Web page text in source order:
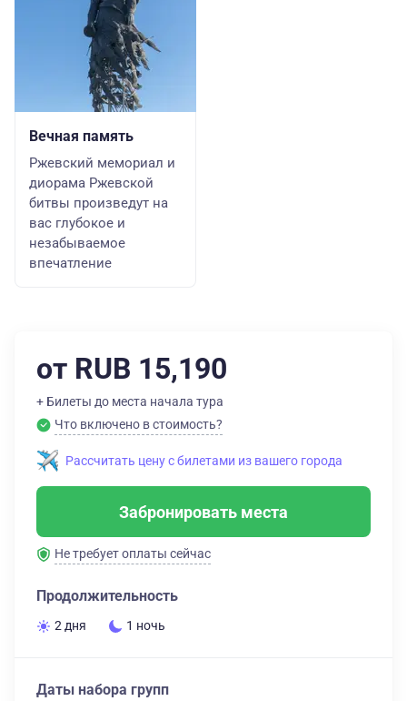
Вечная память
Ржевский мемориал и
диорама Ржевской
битвы произведут на
вас глубокое и
незабываемое
впечатление
от RUB 15,190
+ Билеты до места начала тура
Что включено в стоимость?
Рассчитать цену с билетами из вашего города
Забронировать места
Не требует оплаты сейчас
Продолжительность
2 дня 1 ночь
Даты набора групп